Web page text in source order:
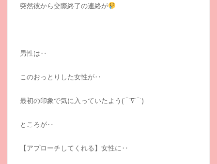
突然彼から交際終了の連絡が
男性は‥
このおっとりした女性が‥
最初の印象で気に入っていたよう(⌒∇⌒)
ところが‥
【アプローチしてくれる】女性に‥